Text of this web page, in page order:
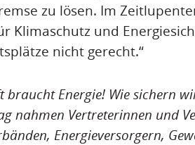
zu lösen. Im
Klimaschutz und
nicht gerecht.“
Energie! Wie sichern
nahmen Vertreterinnen und
Energieversorgern,